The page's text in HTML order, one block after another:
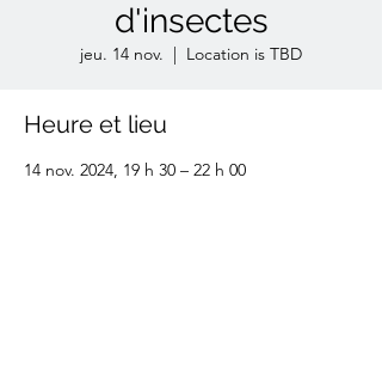
d'insectes
jeu. 14 nov.
  |
Location is TBD
Heure et lieu
14 nov. 2024, 19 h 30 – 22 h 00